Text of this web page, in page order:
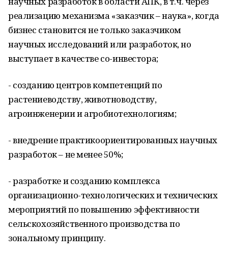
реализацию механизма «заказчик – наука», когда
бизнес становится не только заказчиком
научных исследований или разработок, но
выступает в качестве со-инвестора;
- созданию центров компетенций по
растениеводству, животноводству,
агроинженерии и агробиотехнологиям;
- внедрение практикоориентированных научных
разработок – не менее 50%;
- разработке и созданию комплекса
организационно-технологических и технических
мероприятий по повышению эффективности
сельскохозяйственного производства по
зональному принципу.